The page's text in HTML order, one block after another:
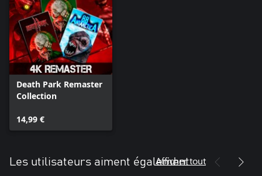
Death Park Remaster
Collection
14,99 €
Les utilisateurs aiment également
Afficher tout